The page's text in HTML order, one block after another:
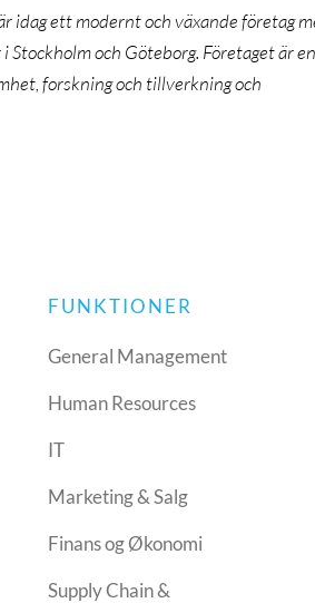
idag ett modernt och växande företag
och Göteborg. Företaget är en
forskning och tillverkning och
FUNKTIONER
General Management
Human Resources
IT
Marketing & Salg
Finans og Økonomi
Supply Chain &